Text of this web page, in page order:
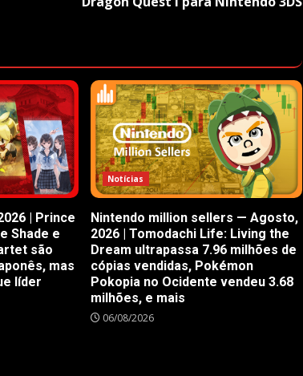
| Prince
Shade e
são
mas
líder
Notícias
Nintendo million sellers — Agosto,
2026 | Tomodachi Life: Living the
Dream ultrapassa 7.96 milhões de
cópias vendidas, Pokémon
Pokopia no Ocidente vendeu 3.68
milhões, e mais
06/08/2026